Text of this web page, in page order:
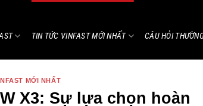
TIN TỨC VINFAST MỚI NHẤT CÂU HỎI
MỚI NHẤT
X3: Sự lựa chọn hoàn